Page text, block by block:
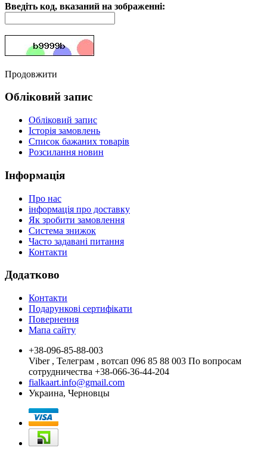
Введіть код, вказаний на зображенні:
Продовжити
Обліковий запис
Обліковий запис
Історія замовлень
Список бажаних товарів
Розсилання новин
Інформація
Про нас
інформація про доставку
Як зробити замовлення
Система знижок
Часто задавані питання
Контакти
Додатково
Контакти
Подарункові сертифікати
Повернення
Мапа сайту
+38-096-85-88-003
Viber , Телеграм , вотсап 096 85 88 003 По вопросам
сотрудничества +38-066-36-44-204
fialkaart.info@gmail.com
Украина, Черновцы